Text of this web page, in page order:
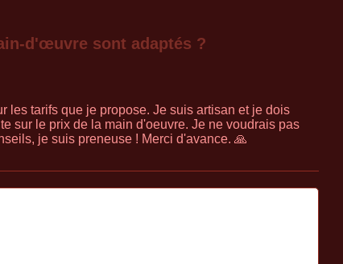
d'œuvre sont adaptés ?
les tarifs que je propose. Je suis artisan et je dois
sur le prix de la main d'oeuvre. Je ne voudrais pas
je suis preneuse ! Merci d'avance. 🙏